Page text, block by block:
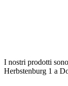
I nostri prodotti
Herbstenburg 1 a